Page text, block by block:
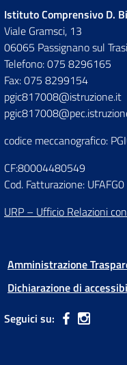
Istituto Comprensivo D.
Viale Gramsci, 13
06065 Passignano sul
Telefono: 075 8296165
Fax: 075 8299154
pgic817008@istruzione.it
codice meccanografico:
CF:80004480549
Cod. Fatturazione: UFAFG0
URP – Ufficio Relazioni
Amministrazione
Dichiarazione di
Seguici su: